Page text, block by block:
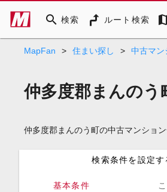
search 検索 ルート検索
MapFan > 住まい探し > 中古マン
仲多度郡まんのう
仲多度郡まんのう町の中古マンショ
検索条件を設定す
基本条件